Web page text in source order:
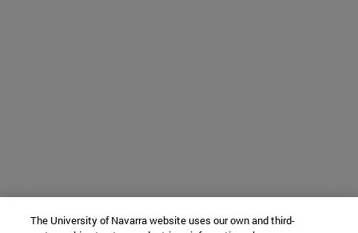
The University of Navarra website uses our own and third-